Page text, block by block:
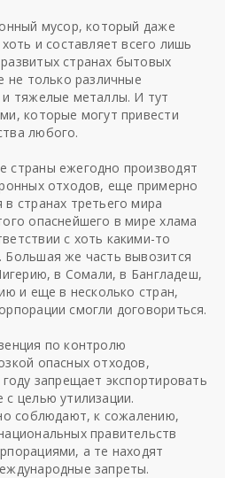
мусор, который даже
и составляет всего лишь
странах бытовых
не только различные
тяжелые металлы. И тут
которые могут привести
любого.
ежегодно производят
отходов, еще примерно
странах третьего мира
опаснейшего в мире хлама
с хоть какими-то
Большая же часть вывозится
в Сомали, в Бангладеш,
и еще в несколько стран,
смогли договориться.
по контролю
опасных отходов,
запрещает экспортировать
целью утилизации.
соблюдают, к сожалению,
правительств
а те находят
запреты.